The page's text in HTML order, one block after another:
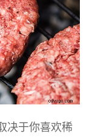
决于你喜欢稀